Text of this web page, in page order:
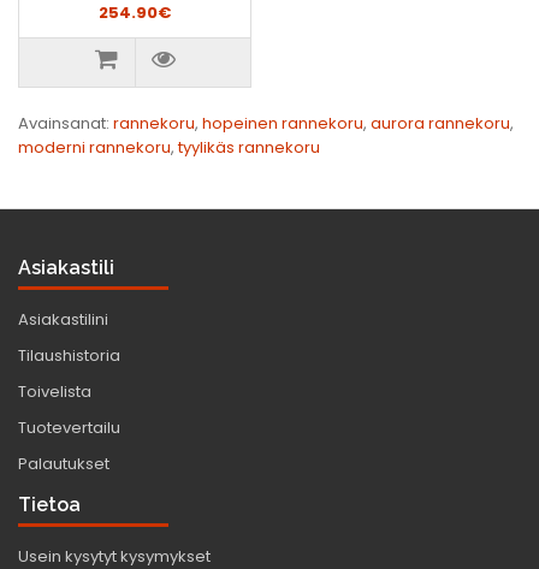
254.90€
Avainsanat: rannekoru, hopeinen rannekoru, aurora rannekoru,
moderni rannekoru,tyylikäs rannekoru
Asiakastili
Asiakastilini
Tilaushistoria
Toivelista
Tuotevertailu
Palautukset
Tietoa
Usein kysytyt kysymykset